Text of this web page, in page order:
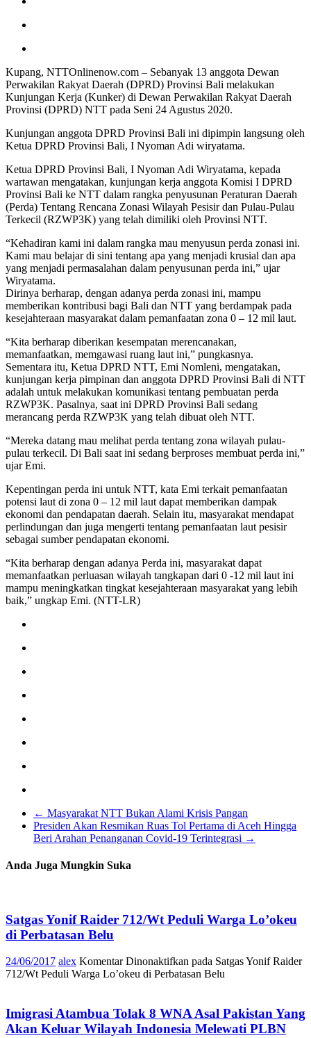
Kupang, NTTOnlinenow.com – Sebanyak 13 anggota Dewan
Perwakilan Rakyat Daerah (DPRD) Provinsi Bali melakukan
Kunjungan Kerja (Kunker) di Dewan Perwakilan Rakyat Daerah
Provinsi (DPRD) NTT pada Seni 24 Agustus 2020.
Kunjungan anggota DPRD Provinsi Bali ini dipimpin langsung oleh
Ketua DPRD Provinsi Bali, I Nyoman Adi wiryatama.
Ketua DPRD Provinsi Bali, I Nyoman Adi Wiryatama, kepada
wartawan mengatakan, kunjungan kerja anggota Komisi I DPRD
Provinsi Bali ke NTT dalam rangka penyusunan Peraturan Daerah
(Perda) Tentang Rencana Zonasi Wilayah Pesisir dan Pulau-Pulau
Terkecil (RZWP3K) yang telah dimiliki oleh Provinsi NTT.
“Kehadiran kami ini dalam rangka mau menyusun perda zonasi ini.
Kami mau belajar di sini tentang apa yang menjadi krusial dan apa
yang menjadi permasalahan dalam penyusunan perda ini,” ujar
Wiryatama.
Dirinya berharap, dengan adanya perda zonasi ini, mampu
memberikan kontribusi bagi Bali dan NTT yang berdampak pada
kesejahteraan masyarakat dalam pemanfaatan zona 0 – 12 mil laut.
“Kita berharap diberikan kesempatan merencanakan,
memanfaatkan, memgawasi ruang laut ini,” pungkasnya.
Sementara itu, Ketua DPRD NTT, Emi Nomleni, mengatakan,
kunjungan kerja pimpinan dan anggota DPRD Provinsi Bali di NTT
adalah untuk melakukan komunikasi tentang pembuatan perda
RZWP3K. Pasalnya, saat ini DPRD Provinsi Bali sedang
merancang perda RZWP3K yang telah dibuat oleh NTT.
“Mereka datang mau melihat perda tentang zona wilayah pulau-
pulau terkecil. Di Bali saat ini sedang berproses membuat perda ini,”
ujar Emi.
Kepentingan perda ini untuk NTT, kata Emi terkait pemanfaatan
potensi laut di zona 0 – 12 mil laut dapat memberikan dampak
ekonomi dan pendapatan daerah. Selain itu, masyarakat mendapat
perlindungan dan juga mengerti tentang pemanfaatan laut pesisir
sebagai sumber pendapatan ekonomi.
“Kita berharap dengan adanya Perda ini, masyarakat dapat
memanfaatkan perluasan wilayah tangkapan dari 0 -12 mil laut ini
mampu meningkatkan tingkat kesejahteraan masyarakat yang lebih
baik,” ungkap Emi. (NTT-LR)
← Masyarakat NTT Bukan Alami Krisis Pangan
Presiden Akan Resmikan Ruas Tol Pertama di Aceh Hingga
Beri Arahan Penanganan Covid-19 Terintegrasi →
Anda Juga Mungkin Suka
Satgas Yonif Raider 712/Wt Peduli Warga Lo’okeu
di Perbatasan Belu
24/06/2017 alex Komentar Dinonaktifkan pada Satgas Yonif Raider
712/Wt Peduli Warga Lo’okeu di Perbatasan Belu
Imigrasi Atambua Tolak 8 WNA Asal Pakistan Yang
Akan Keluar Wilayah Indonesia Melewati PLBN